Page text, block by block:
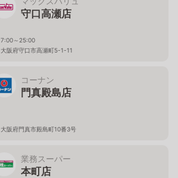
守口高瀬店
7:00～25:00
大阪府守口市高瀬町5-1-11
コーナン
門真殿島店
大阪府門真市殿島町10番3号
業務スーパー
本町店